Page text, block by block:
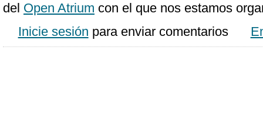
del Open Atrium con el que nos estamos
Inicie sesión para enviar comentarios